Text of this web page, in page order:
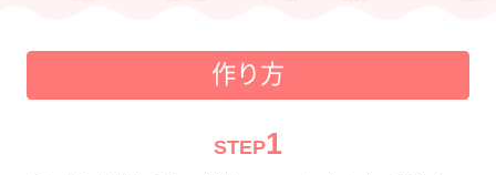
作り方
STEP1